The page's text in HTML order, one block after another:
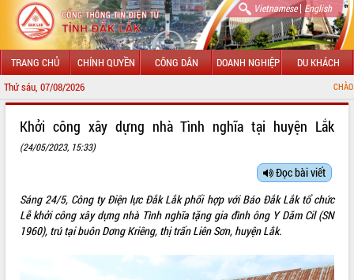
Vietnamese| English
TRANG CHỦ CHÍNH QUYỀN CÔNG DÂN DOANH NGHIỆP DU KHÁCH
Thứ sáu, 07/08/2026 CHÀO MỪNG ĐẾN
LÃNH ĐẠO UBND TỈNH
SỞ, BAN, NGÀNH
Khởi công xây dựng nhà Tình nghĩa tại huyện Lắk
(24/05/2023, 15:33)
Đọc bài viết
Sáng 24/5, Công ty Điện lực Đắk Lắk phối hợp với Báo Đắk Lắk tổ chức
Lễ khởi công xây dựng nhà Tình nghĩa tặng gia đình ông Y Dăm Cil (SN
1960), trú tại buôn Dơng Kriêng, thị trấn Liên Sơn, huyện Lắk.